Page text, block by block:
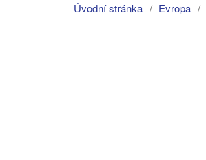
Úvodní stránka Evropa